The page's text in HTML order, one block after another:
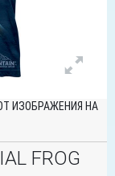
ИЗОБРАЖЕНИЯ НА
FROG